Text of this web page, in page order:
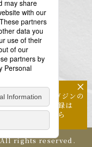
本木ヒルズ森タワー23
（特許・商標）
rights reserved.
×
メールマガジンの
配信登録は
こちら